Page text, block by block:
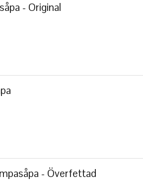
- Original
- Överfettad